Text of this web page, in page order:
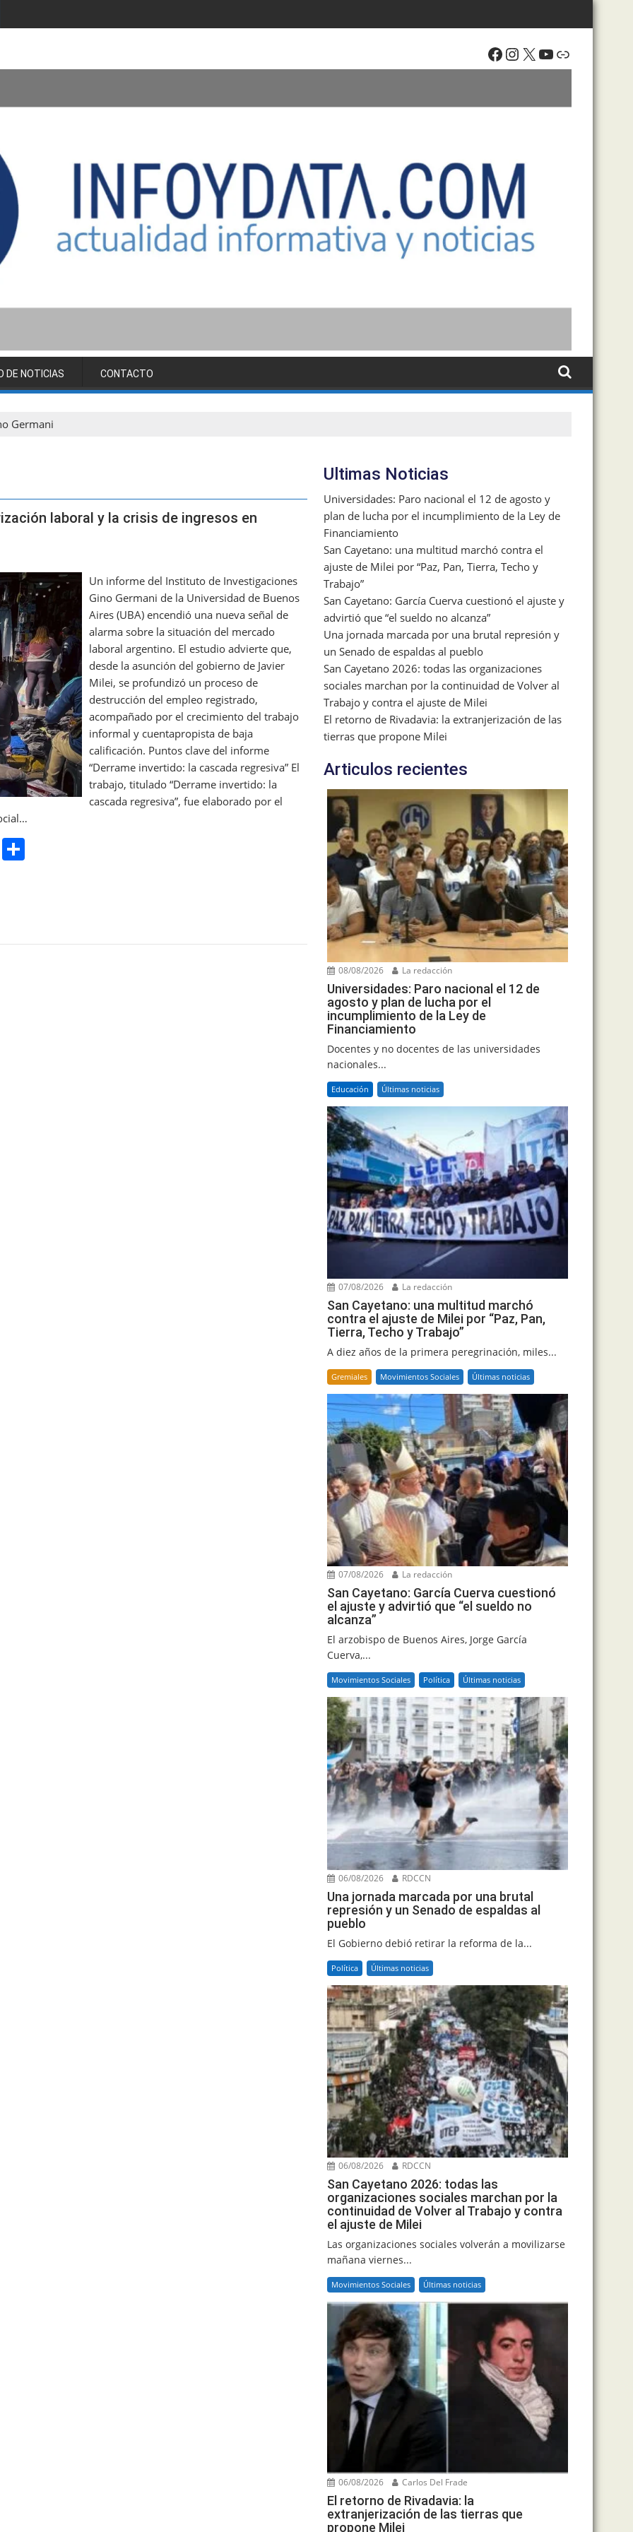
Facebook
Instagram
X YouTube
Enlace
DE NOTICIAS CONTACTO
Germani
laboral y la crisis de ingresos en
Un informe del Instituto de Investigaciones
Gino Germani de la Universidad de Buenos
Aires (UBA) encendió una nueva señal de
alarma sobre la situación del mercado
laboral argentino. El estudio advierte que,
desde la asunción del gobierno de Javier
Milei, se profundizó un proceso de
destrucción del empleo registrado,
acompañado por el crecimiento del trabajo
informal y cuentapropista de baja
calificación. Puntos clave del informe
“Derrame invertido: la cascada regresiva” El
trabajo, titulado “Derrame invertido: la
cascada regresiva”, fue elaborado por el
Pr
Ultimas Noticias
Universidades: Paro nacional el 12 de agosto y
plan de lucha por el incumplimiento de la Ley de
Financiamiento
San Cayetano: una multitud marchó contra el
ajuste de Milei por “Paz, Pan, Tierra, Techo y
Trabajo”
San Cayetano: García Cuerva cuestionó el ajuste y
advirtió que “el sueldo no alcanza”
Una jornada marcada por una brutal represión y
un Senado de espaldas al pueblo
San Cayetano 2026: todas las organizaciones
sociales marchan por la continuidad de Volver al
Trabajo y contra el ajuste de Milei
El retorno de Rivadavia: la extranjerización de las
tierras que propone Milei
Articulos recientes
08/08/2026 La redacción
Universidades: Paro nacional el 12 de
agosto y plan de lucha por el
incumplimiento de la Ley de
Financiamiento
Docentes y no docentes de las universidades
nacionales...
Educación Últimas noticias
07/08/2026 La redacción
San Cayetano: una multitud marchó
contra el ajuste de Milei por “Paz, Pan,
Tierra, Techo y Trabajo”
A diez años de la primera peregrinación, miles...
Gremiales Movimientos Sociales Últimas noticias
07/08/2026 La redacción
San Cayetano: García Cuerva cuestionó
el ajuste y advirtió que “el sueldo no
alcanza”
El arzobispo de Buenos Aires, Jorge García
Cuerva,...
Movimientos Sociales Política Últimas noticias
06/08/2026 RDCCN
Una jornada marcada por una brutal
represión y un Senado de espaldas al
pueblo
El Gobierno debió retirar la reforma de la...
Política Últimas noticias
06/08/2026 RDCCN
San Cayetano 2026: todas las
organizaciones sociales marchan por la
continuidad de Volver al Trabajo y contra
el ajuste de Milei
Las organizaciones sociales volverán a movilizarse
mañana viernes...
Movimientos Sociales Últimas noticias
06/08/2026 Carlos Del Frade
El retorno de Rivadavia: la
extranjerización de las tierras que
propone Milei